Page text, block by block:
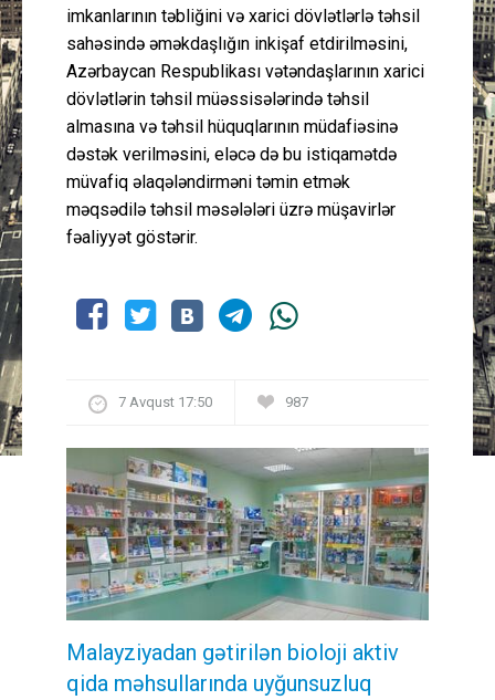
imkanlarının təbliğini və xarici dövlətlərlə təhsil
sahəsində əməkdaşlığın inkişaf etdirilməsini,
Azərbaycan Respublikası vətəndaşlarının xarici
dövlətlərin təhsil müəssisələrində təhsil
almasına və təhsil hüquqlarının müdafiəsinə
dəstək verilməsini, eləcə də bu istiqamətdə
müvafiq əlaqələndirməni təmin etmək
məqsədilə təhsil məsələləri üzrə müşavirlər
fəaliyyət göstərir.
7 Avqust 17:50 987
Malayziyadan gətirilən bioloji aktiv
qida məhsullarında uyğunsuzluq